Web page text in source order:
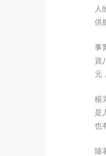
人
供
事
資
元
楊
是
也
隨